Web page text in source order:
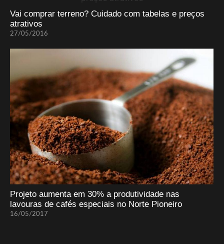
Vai comprar terreno? Cuidado com tabelas e preços
atrativos
27/05/2016
Projeto aumenta em 30% a produtividade nas
lavouras de cafés especiais no Norte Pioneiro
16/05/2017